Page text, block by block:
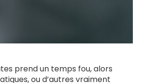
prend un temps fou, alors
ou d’autres vraiment